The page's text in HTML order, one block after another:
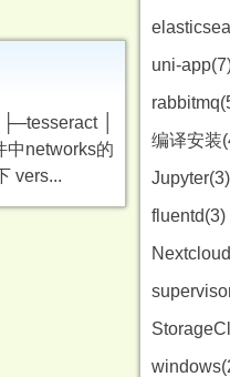
│
中networks的
vers...
uni-
编译安装
Jupyter(3)
fluentd(3)